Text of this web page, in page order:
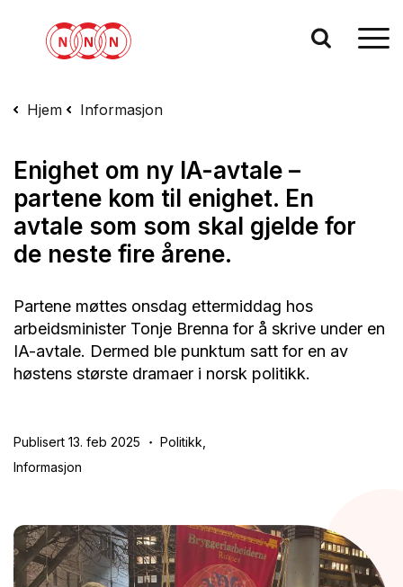
Hjem Informasjon
Enighet om ny IA-avtale –
partene kom til enighet. En
avtale som som skal gjelde for
de neste fire årene.
Partene møttes onsdag ettermiddag hos
arbeidsminister Tonje Brenna for å skrive under en
IA-avtale. Dermed ble punktum satt for en av
høstens største dramaer i norsk politikk.
Publisert 13. feb 2025
Politikk,
Informasjon